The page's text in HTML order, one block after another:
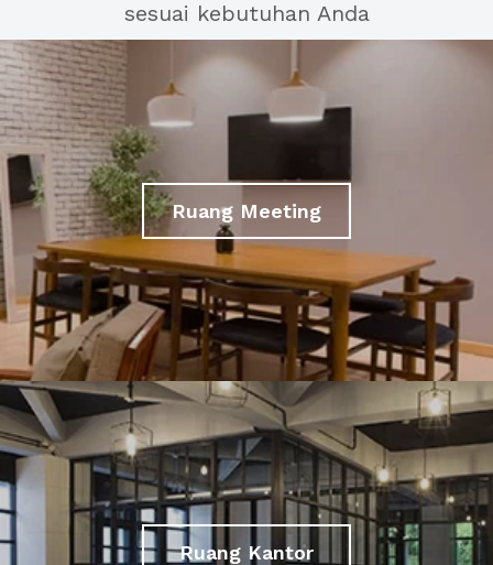
sesuai kebutuhan Anda
Ruang Meeting
Ruang Kantor